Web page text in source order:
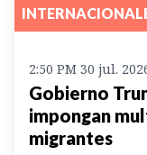
2:50 PM 30 jul.
Gobierno
impongan
migrantes